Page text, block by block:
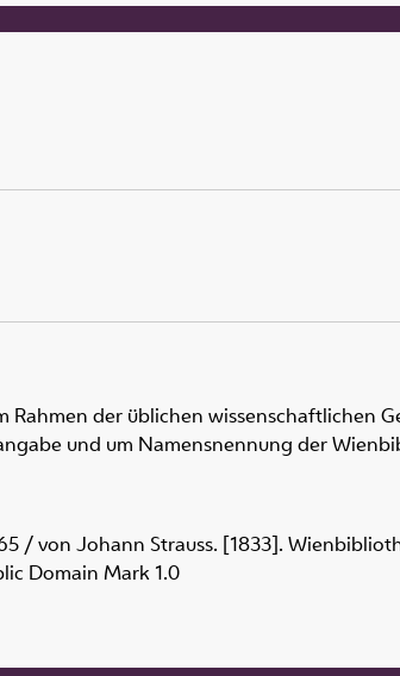
Rahmen der üblichen wissenschaftlichen
und um Namensnennung der
/ von Johann Strauss. [1833].
Domain Mark 1.0